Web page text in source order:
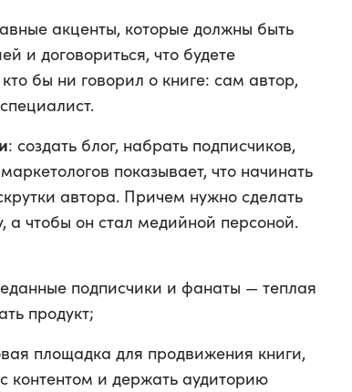
акценты, которые должны быть
и договориться, что будете
бы ни говорил о книге: сам автор,
: создать блог, набрать подписчиков,
показывает, что начинать
автора. Причем нужно сделать
а чтобы он стал медийной персоной.
подписчики и фанаты — теплая
продукт;
площадка для продвижения книги,
контентом и держать аудиторию